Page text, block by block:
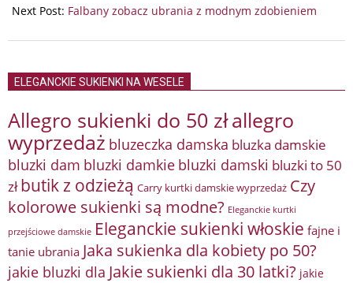
29
Next Post: Falbany zobacz ubrania z modnym zdobieniem
ELEGANCKIE SUKIENKI NA WESELE
Allegro sukienki do 50 złallegro
wyprzedaż bluzeczka damska bluzka damskie
bluzki dam bluzki damkie bluzki damski bluzki to 50
zł butik z odzieżą Carry kurtki damskie wyprzedaż Czy
kolorowe sukienki są modne? Eleganckie kurtki
przejściowe damskie Eleganckie sukienki włoskie fajne i
tanie ubrania Jaka sukienka dla kobiety po 50?
jakie bluzki dla Jakie sukienki dla 30 latki? jakie